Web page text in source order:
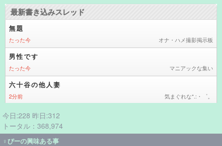
今日:228 昨日:312
トータル：368,974
♀ぴーの興味ある事